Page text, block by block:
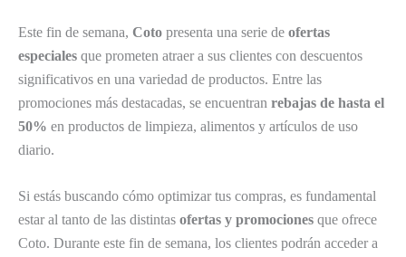
Este fin de semana, Coto presenta una serie de ofertas
especiales que prometen atraer a sus clientes con descuentos
significativos en una variedad de productos. Entre las
promociones más destacadas, se encuentran rebajas de hasta el
50% en productos de limpieza, alimentos y artículos de uso
diario.
Si estás buscando cómo optimizar tus compras, es fundamental
estar al tanto de las distintas ofertas y promociones que ofrece
Coto. Durante este fin de semana, los clientes podrán acceder a